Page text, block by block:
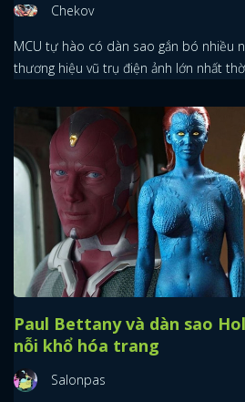
Chekov
MCU tự hào có dàn sao gắn bó nhiều
thương hiệu vũ trụ điện ảnh lớn nhất
Paul Bettany và dàn sao
nỗi khổ hóa trang
Salonpas